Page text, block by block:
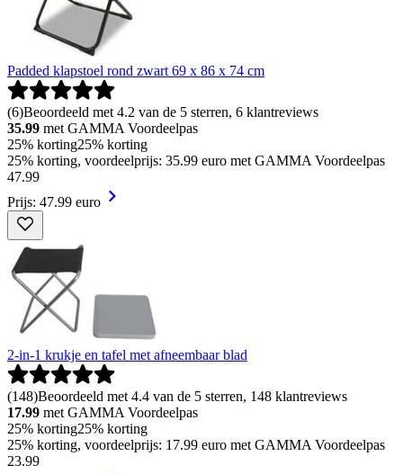
Padded klapstoel rond zwart 69 x 86 x 74 cm
(6)Beoordeeld met 4.2 van de 5 sterren, 6 klantreviews
35.99 met GAMMA Voordeelpas
25% korting25% korting
25% korting, voordeelprijs: 35.99 euro met GAMMA Voordeelpas
47.99
Prijs: 47.99 euro
2-in-1 krukje en tafel met afneembaar blad
(148)Beoordeeld met 4.4 van de 5 sterren, 148 klantreviews
17.99 met GAMMA Voordeelpas
25% korting25% korting
25% korting, voordeelprijs: 17.99 euro met GAMMA Voordeelpas
23.99